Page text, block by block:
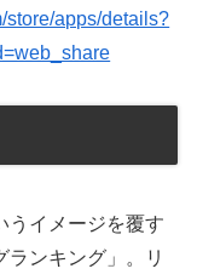
store/apps/details?
うイメージを覆す
ランキング」。リ